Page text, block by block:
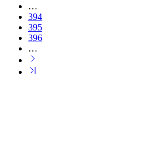
…
394
395
396
…